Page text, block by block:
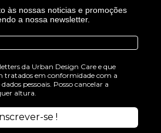
às nossas noticias e promoções
a nossa newsletter.
da Urban Design Care e que
tratados em conformidade com a
pessoais. Posso cancelar a
altura.
Inscrever-se !